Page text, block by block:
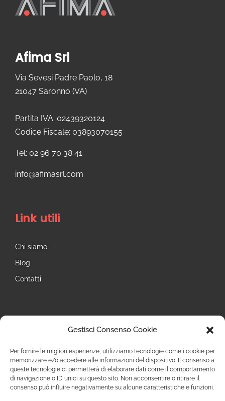
Gestisci Consenso Cookie
Per fornire le migliori esperienze, utilizziamo tecnologie come i cookie per
memorizzare e/o accedere alle informazioni del dispositivo. Il consenso a
queste tecnologie ci permetterà di elaborare dati come il comportamento
di navigazione o ID unici su questo sito. Non acconsentire o ritirare il
consenso può influire negativamente su alcune caratteristiche e funzioni.
Afima Srl
Via Sevesi Padre Paolo, 18
21047 Saronno (VA)
Partita IVA: 02439320124
Codice Fiscale: 03893070155
Tel: 02 96 70 38 41
info@afimasrl.com​
Link utili
Chi siamo
Blog
Contatti
Instagram